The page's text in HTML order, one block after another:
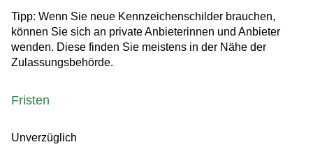
Tipp: Wenn Sie neue Kennzeichenschilder brauchen,
können Sie sich an privateAnbieterinnen und Anbieter
wenden. Diese finden Sie meistens in der Nähe der
Zulassungsbehörde.
Fristen
Unverzüglich